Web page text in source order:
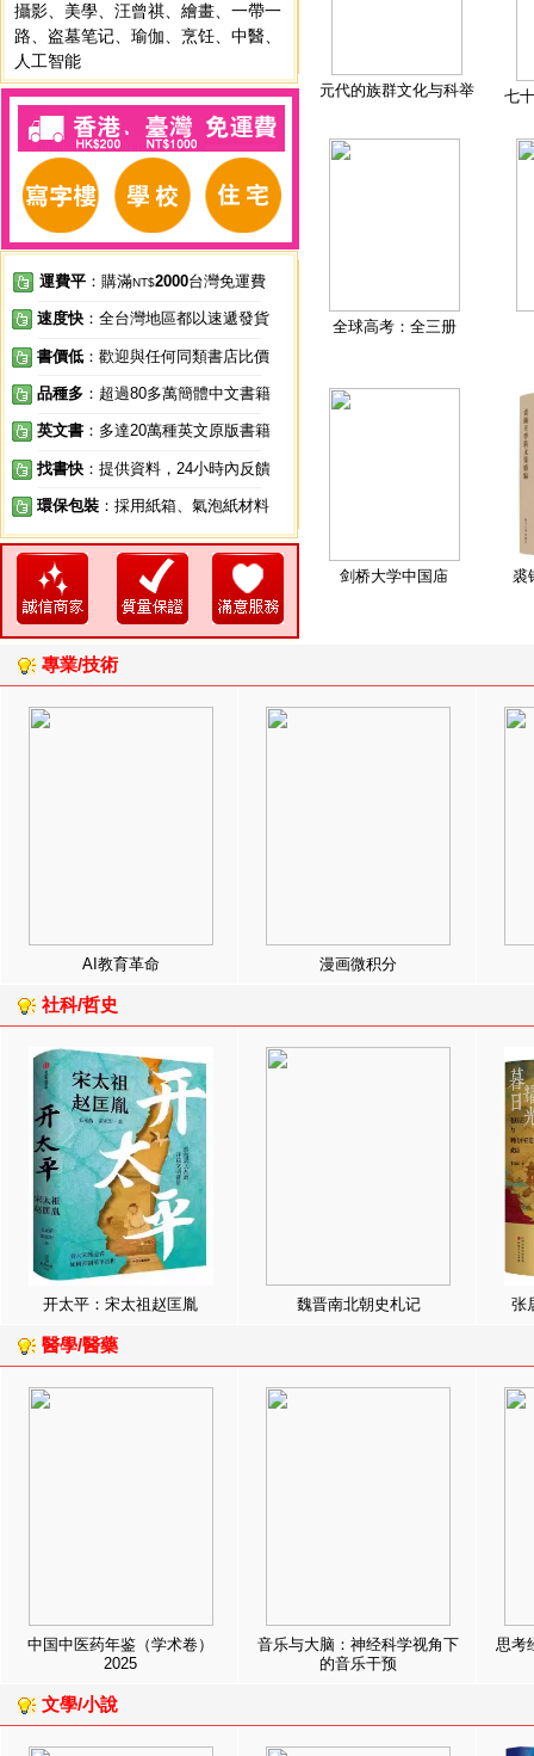
攝影
美學 汪曾祺 繪畫
一帶一
路
盗墓笔记 瑜伽 烹饪 中醫
人工智能
運費平 ：購滿NT$2000台灣免運費
速度快 ：全台灣地區都以速遞發貨
書價低 ：歡迎與任何同類書店比價
品種多 ：超過80多萬簡體中文書籍
英文書 ：多達20萬種英文原版書籍
找書快 ：提供資料，24小時內反饋
環保包裝 ：採用紙箱、氣泡紙材料
元代的族群文化与科举 七
全球高考：全三册
剑桥大学中国庙 裘
專業/技術
AI教育革命 漫画微积分
社科/哲史
开太平：宋太祖赵匡胤 魏晋南北朝史札记 张
醫學/醫藥
中国中医药年鉴（学术卷）
2025
音乐与大脑：神经科学视角下
的音乐干预
思考
文學/小說